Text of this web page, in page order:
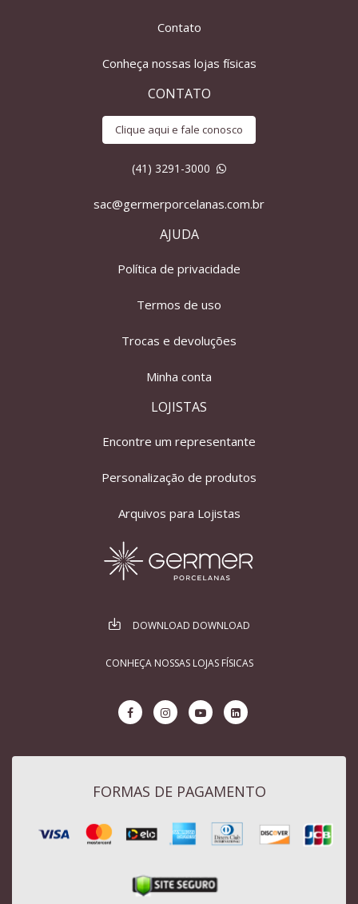
Contato
Conheça nossas lojas físicas
CONTATO
Clique aqui e fale conosco
(41) 3291-3000
sac@germerporcelanas.com.br
AJUDA
Política de privacidade
Termos de uso
Trocas e devoluções
Minha conta
LOJISTAS
Encontre um representante
Personalização de produtos
Arquivos para Lojistas
DOWNLOAD DOWNLOAD
CONHEÇA NOSSAS LOJAS FÍSICAS
FORMAS DE PAGAMENTO